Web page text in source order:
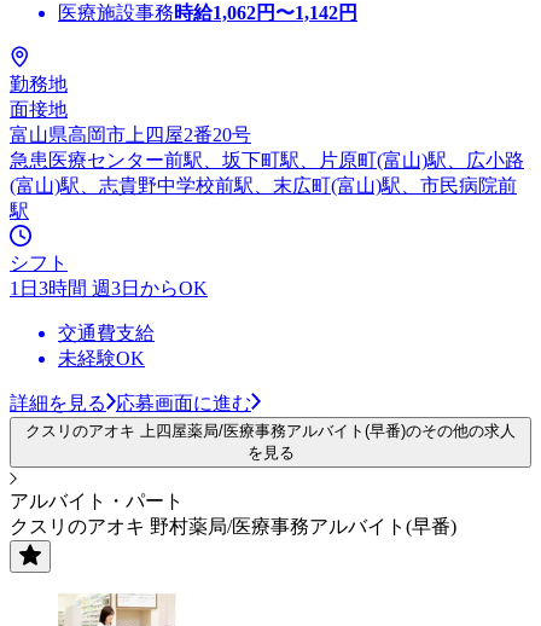
医療施設事務時給1,062円〜1,142円
勤務地
面接地
富山県高岡市上四屋2番20号
急患医療センター前駅、坂下町駅、片原町(富山)駅、広小路
(富山)駅、志貴野中学校前駅、末広町(富山)駅、市民病院前
駅
シフト
1日3時間 週3日からOK
交通費支給
未経験OK
詳細を見る 応募画面に進む
クスリのアオキ 上四屋薬局/医療事務アルバイト(早番)のその他の求人
を見る
アルバイト・パート
クスリのアオキ 野村薬局/医療事務アルバイト(早番)